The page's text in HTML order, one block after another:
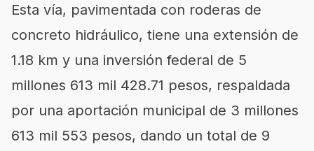
Esta vía, pavimentada con roderas de
concreto hidráulico, tiene una extensión de
1.18 km y una inversión federal de 5
millones 613 mil 428.71 pesos, respaldada
por una aportación municipal de 3 millones
613 mil 553 pesos, dando un total de 9